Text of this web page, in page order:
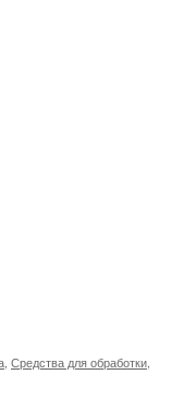
Средства для обработки